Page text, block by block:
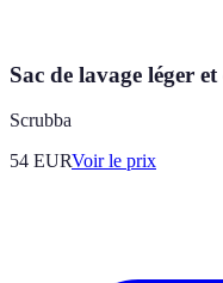
Sac de lavage léger
Scrubba
54 EURVoir le prix